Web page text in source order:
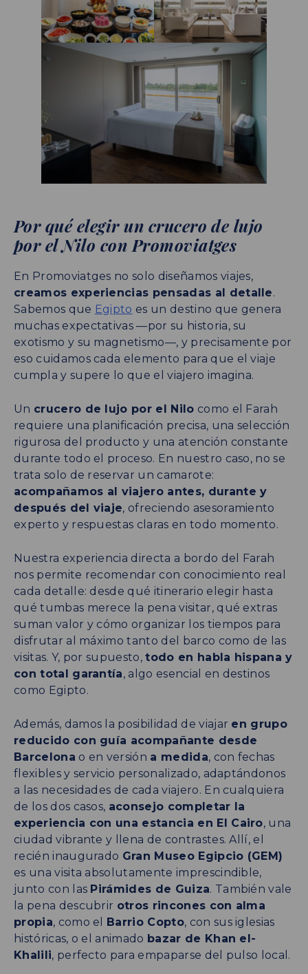
Por qué elegir un crucero de lujo
por el Nilo con Promoviatges
En Promoviatges no solo diseñamos viajes,
creamos experiencias pensadas al detalle.
Sabemos que Egipto es un destino que genera
muchas expectativas —por su historia, su
exotismo y su magnetismo—, y precisamente por
eso cuidamos cada elemento para que el viaje
cumpla y supere lo que el viajero imagina.
Un crucero de lujo por el Nilo como el Farah
requiere una planificación precisa, una selección
rigurosa del producto y una atención constante
durante todo el proceso. En nuestro caso, no se
trata solo de reservar un camarote:
acompañamos al viajero antes, durante y
después del viaje, ofreciendo asesoramiento
experto y respuestas claras en todo momento.
Nuestra experiencia directa a bordo del Farah
nos permite recomendar con conocimiento real
cada detalle: desde qué itinerario elegir hasta
qué tumbas merece la pena visitar, qué extras
suman valor y cómo organizar los tiempos para
disfrutar al máximo tanto del barco como de las
visitas. Y, por supuesto,todo en habla hispana y
con total garantía, algo esencial en destinos
como Egipto.
Además, damos la posibilidad de viajar en grupo
reducido con guía acompañante desde
Barcelona o en versión a medida, con fechas
flexibles y servicio personalizado, adaptándonos
a las necesidades de cada viajero. En cualquiera
de los dos casos, aconsejo completar la
experiencia con una estancia en El Cairo, una
ciudad vibrante y llena de contrastes. Allí, el
recién inaugurado Gran Museo Egipcio (GEM)
es una visita absolutamente imprescindible,
junto con las Pirámides de Guiza. También vale
la pena descubrir otros rincones con alma
propia, como el Barrio Copto, con sus iglesias
históricas, o el animado bazar de Khan el-
Khalili, perfecto para empaparse del pulso local.